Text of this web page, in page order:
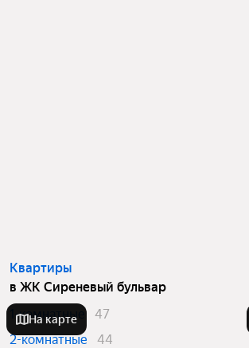
Квартиры
в ЖК Сиреневый бульвар
1-комнатные
47
2-комнатные
44
На карте